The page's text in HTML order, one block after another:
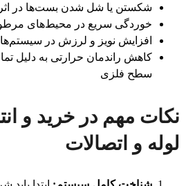
شکستن یا شل شدن بست‌ها در
خوردگی سریع در محیط‌های
افزایش نویز و لرزش در
کاهش راندمان حرارتی به دلیل
سطح فلزی
نکات مهم در خرید و
لوله و اتصالات